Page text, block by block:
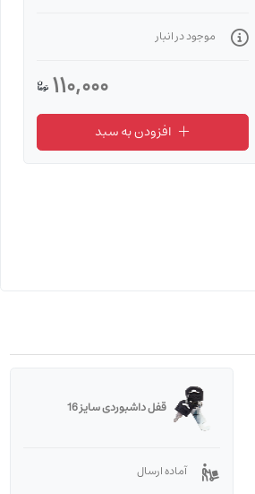
موجود در انبار
110,000
افزودن به سبد
قفل داشبوردی سایز 16
آماده ارسال